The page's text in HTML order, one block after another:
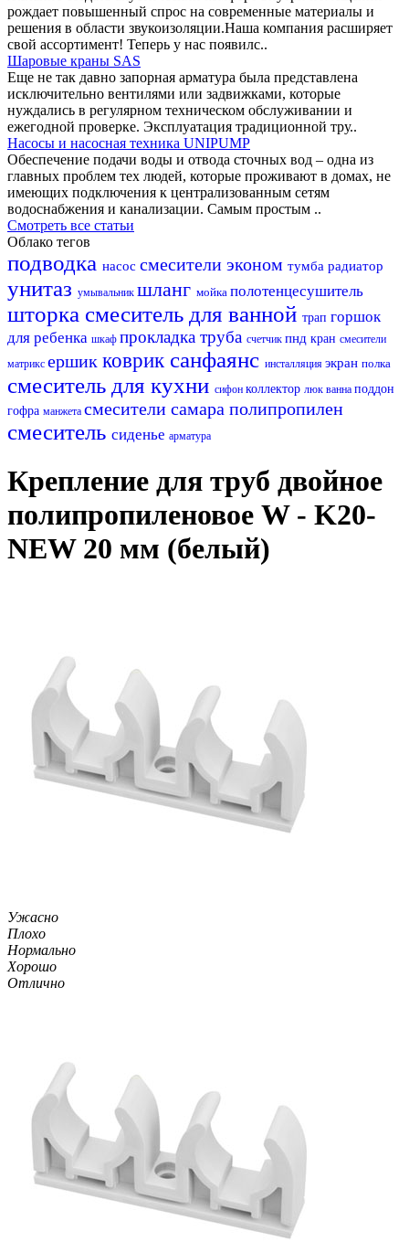
рождает повышенный спрос на современные материалы и
решения в области звукоизоляции.Наша компания расширяет
свой ассортимент! Теперь у нас появилс..
Шаровые краны SAS
Еще не так давно запорная арматура была представлена
исключительно вентилями или задвижками, которые
нуждались в регулярном техническом обслуживании и
ежегодной проверке. Эксплуатация традиционной тру..
Насосы и насосная техника UNIPUMP
Обеспечение подачи воды и отвода сточных вод – одна из
главных проблем тех людей, которые проживают в домах, не
имеющих подключения к централизованным сетям
водоснабжения и канализации. Самым простым ..
Смотреть все статьи
Облако тегов
подводка насос смесители эконом тумба радиатор
унитаз умывальник шланг мойка полотенцесушитель
шторка смеситель для ванной трап горшок
для ребенка шкаф прокладка труба счетчик пнд кран смесители
матрикс ершик коврик санфаянс инсталляция экран полка
смеситель для кухни сифон коллектор люк ванна поддон
гофра манжета смесители самара полипропилен
смеситель сиденье арматура
Крепление для труб двойное
полипропиленовое W - K20-
NEW 20 мм (белый)
Ужасно
Плохо
Нормально
Хорошо
Отлично